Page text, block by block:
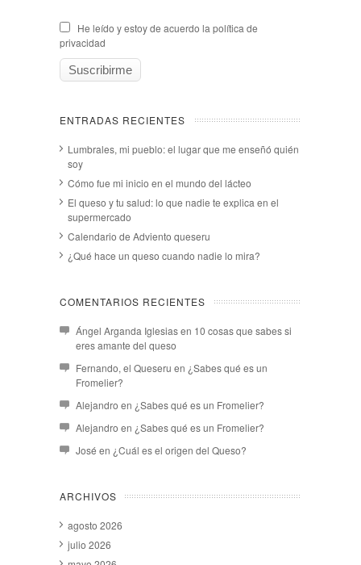
He leído y estoy de acuerdo la política de
privacidad
ENTRADAS RECIENTES
Lumbrales, mi pueblo: el lugar que me enseñó quién
soy
Cómo fue mi inicio en el mundo del lácteo
El queso y tu salud: lo que nadie te explica en el
supermercado
Calendario de Adviento queseru
¿Qué hace un queso cuando nadie lo mira?
COMENTARIOS RECIENTES
Ángel Arganda Iglesiasen 10 cosas que sabes si
eres amante del queso
Fernando, el Queseru en ¿Sabes qué es un
Fromelier?
Alejandro en ¿Sabes qué es un Fromelier?
Alejandro en ¿Sabes qué es un Fromelier?
José en ¿Cuál es el origen del Queso?
ARCHIVOS
agosto 2026
julio 2026